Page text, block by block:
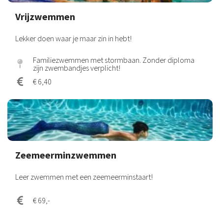
Vrijzwemmen
Lekker doen waar je maar zin in hebt!
Familiezwemmen met stormbaan. Zonder diploma
zijn zwembandjes verplicht!
€ 6,40
Zeemeerminzwemmen
Leer zwemmen met een zeemeerminstaart!
€ 69,-